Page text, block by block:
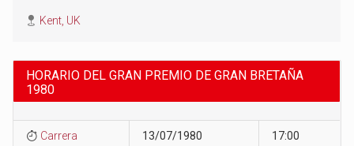
Kent, UK
HORARIO DEL GRAN PREMIO DE GRAN BRETAÑA
1980
Carrera 13/07/1980 17:00